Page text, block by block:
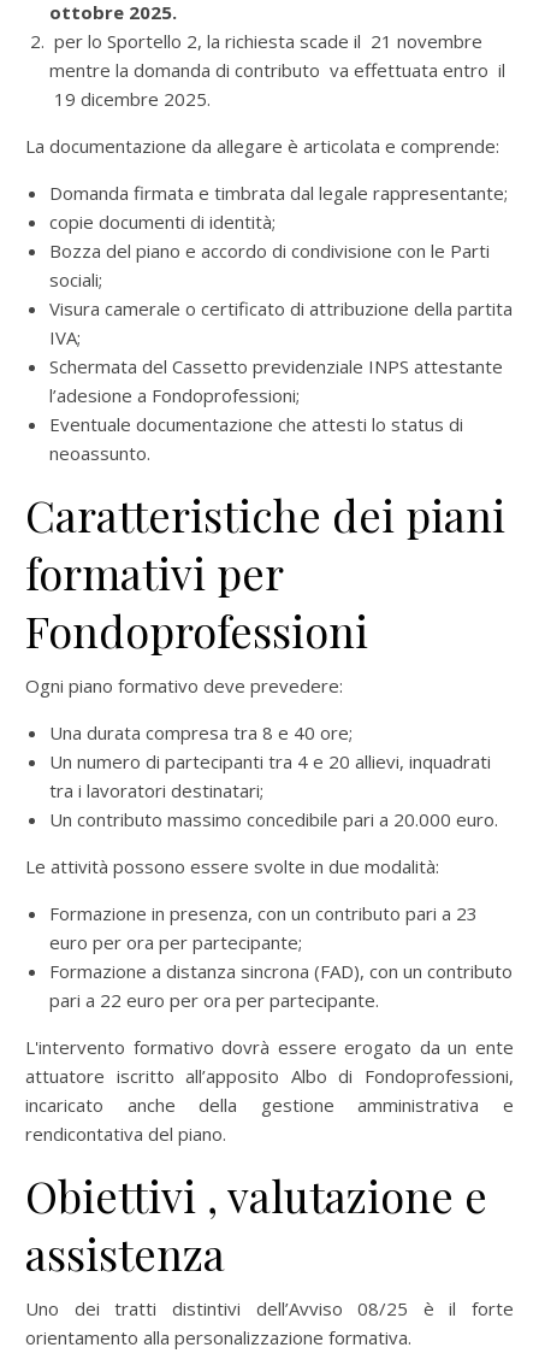
ottobre 2025.
per lo Sportello 2, la richiesta scade il 21 novembre
mentre la domanda di contributo va effettuata entro il
19 dicembre 2025.
La documentazione da allegare è articolata e comprende:
Domanda firmata e timbrata dal legale rappresentante;
copie documenti di identità;
Bozza del piano e accordo di condivisione con le Parti
sociali;
Visura camerale o certificato di attribuzione della partita
IVA;
Schermata del Cassetto previdenziale INPS attestante
l’adesione a Fondoprofessioni;
Eventuale documentazione che attesti lo status di
neoassunto.
Caratteristiche dei piani
formativi per
Fondoprofessioni
Ogni piano formativo deve prevedere:
Una durata compresa tra 8 e 40 ore;
Un numero di partecipanti tra 4 e 20 allievi, inquadrati
tra i lavoratori destinatari;
Un contributo massimo concedibile pari a 20.000 euro.
Le attività possono essere svolte in due modalità:
Formazione in presenza, con un contributo pari a 23
euro per ora per partecipante;
Formazione a distanza sincrona (FAD), con un contributo
pari a 22 euro per ora per partecipante.
L'intervento formativo dovrà essere erogato da un ente
attuatore iscritto all’apposito Albo di Fondoprofessioni,
incaricato anche della gestione amministrativa e
rendicontativa del piano.
Obiettivi , valutazione e
assistenza
Uno dei tratti distintivi dell’Avviso 08/25 è il forte
orientamento alla personalizzazione formativa.